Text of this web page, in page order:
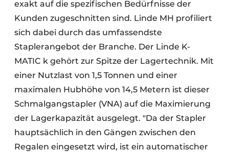
exakt auf die spezifischen Bedürfnisse der
Kunden zugeschnitten sind. Linde MH profiliert
sich dabei durch das umfassendste
Staplerangebot der Branche. Der Linde K-
MATIC k gehört zur Spitze der Lagertechnik. Mit
einer Nutzlast von 1,5 Tonnen und einer
maximalen Hubhöhe von 14,5 Metern ist dieser
Schmalgangstapler (VNA) auf die Maximierung
der Lagerkapazität ausgelegt. "Da der Stapler
hauptsächlich in den Gängen zwischen den
Regalen eingesetzt wird, ist ein automatischer